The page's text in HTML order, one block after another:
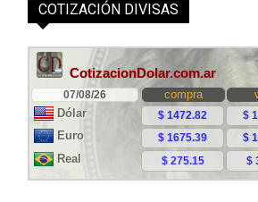
COTIZACIÓN DIVISAS